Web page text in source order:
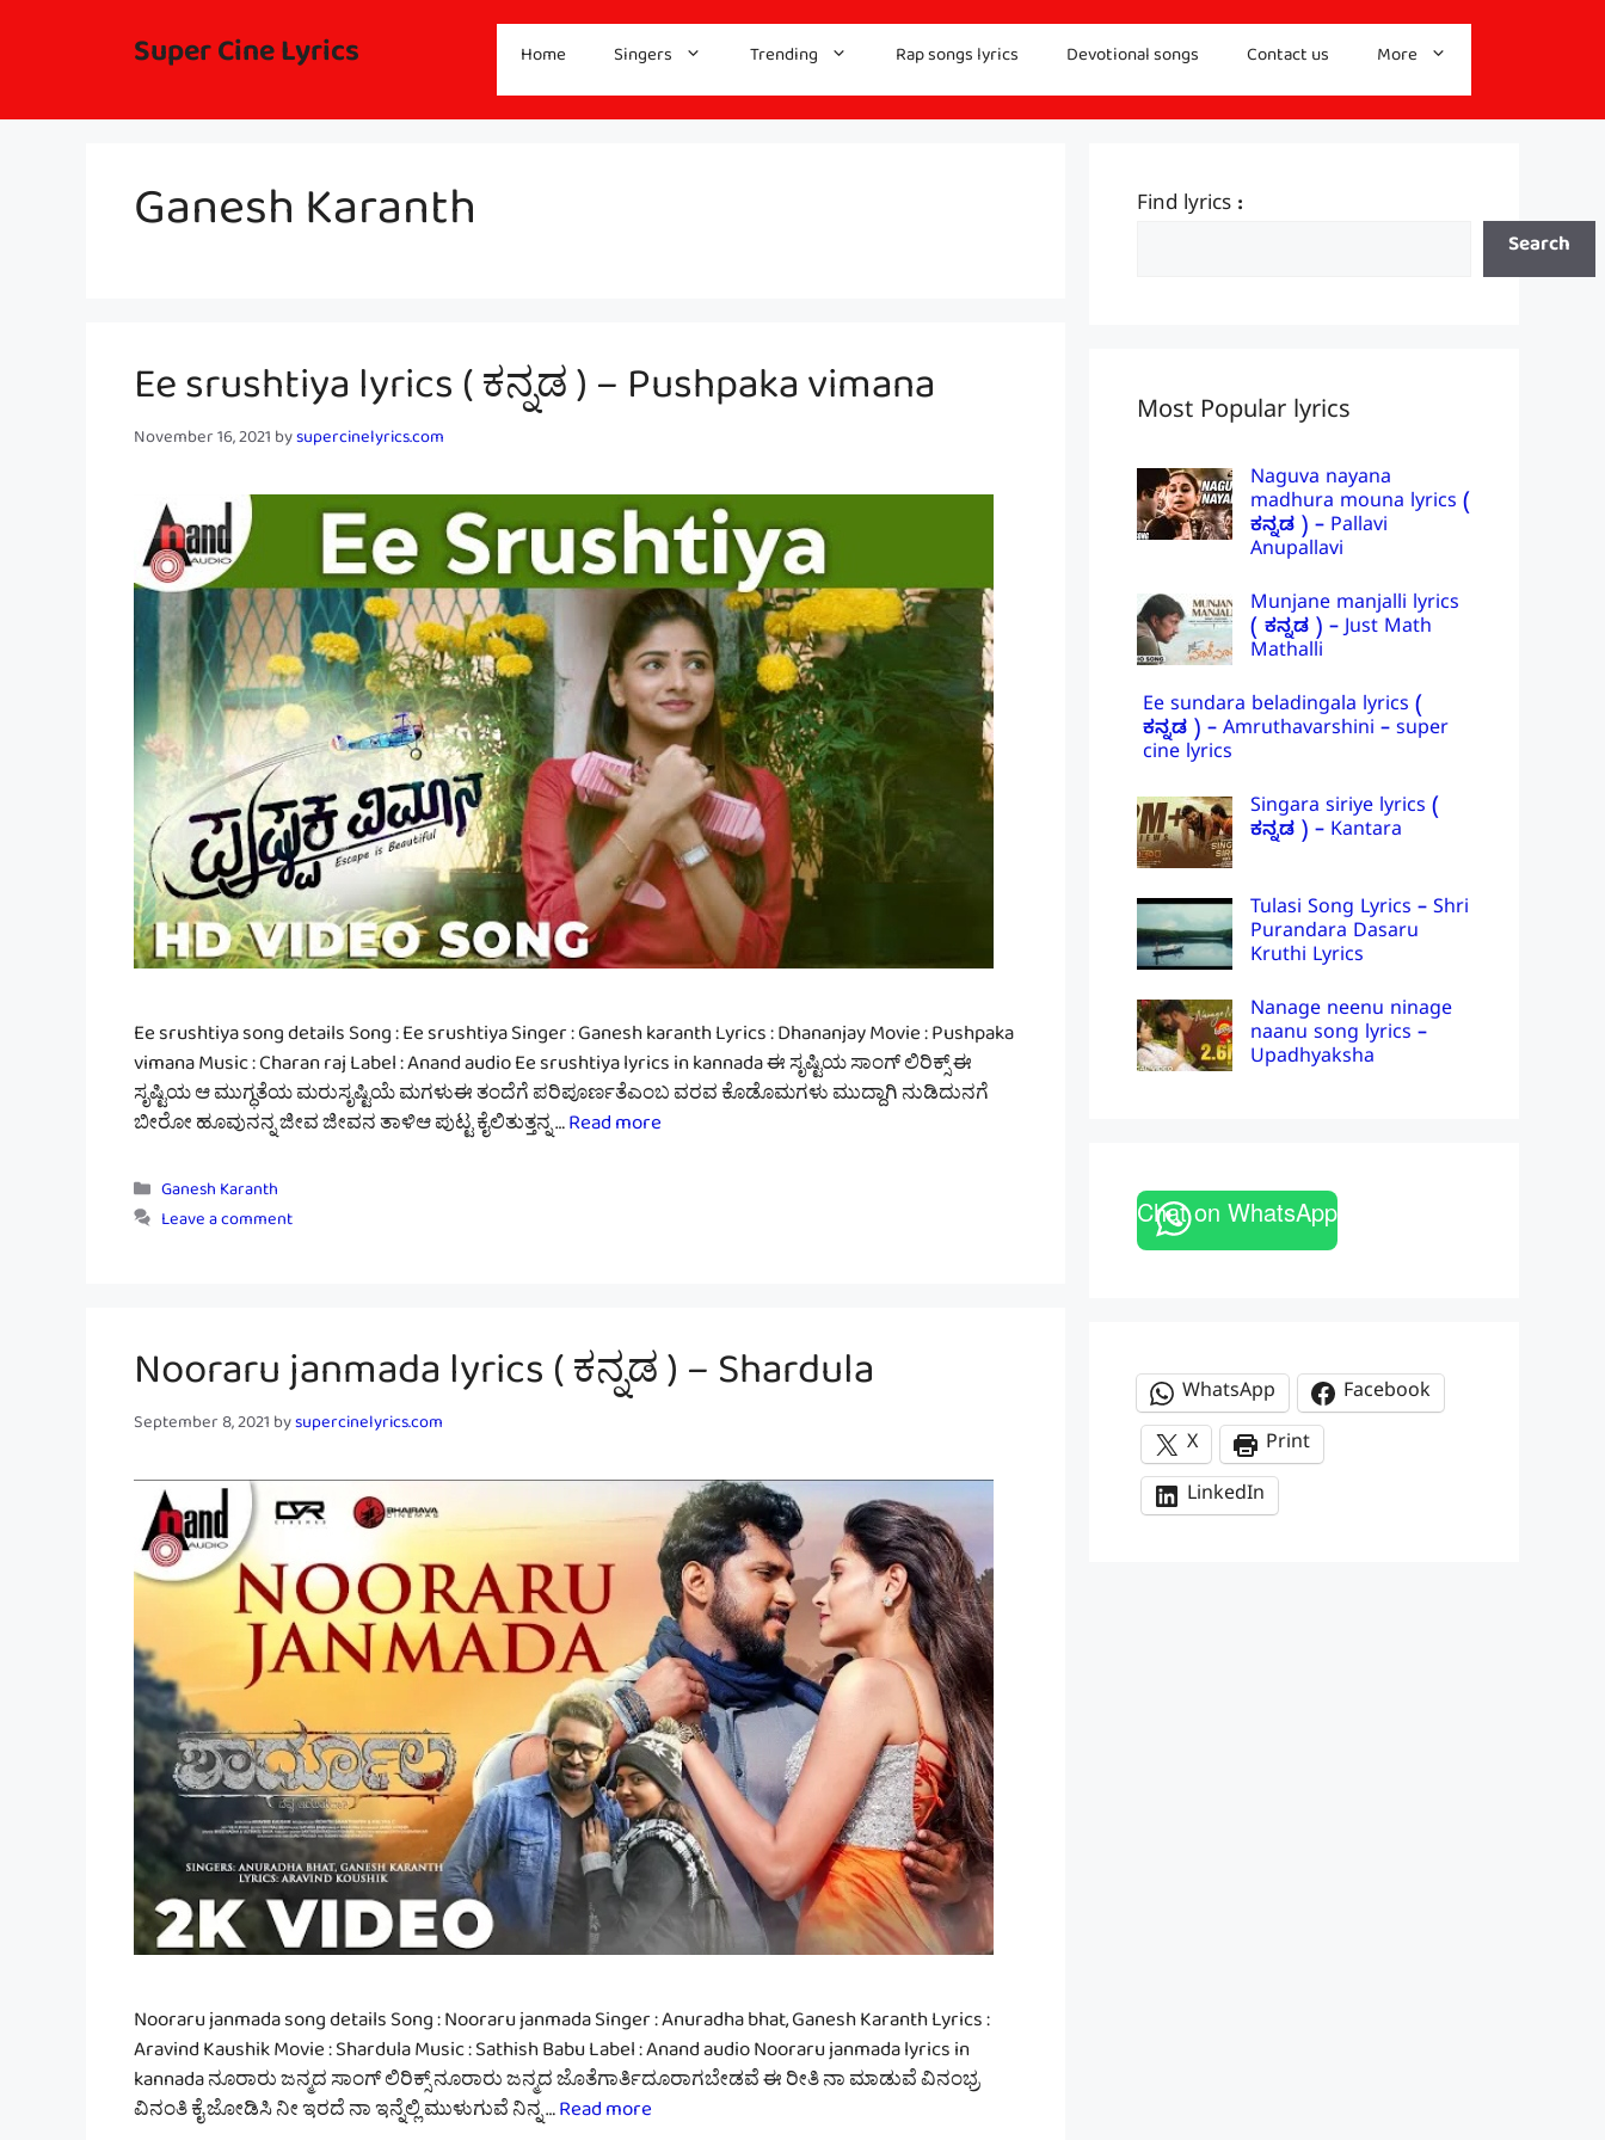
Super Cine Lyrics Home Singers Trending Rap songs lyrics Devotional songs Contact us More
Ganesh Karanth
Ee srushtiya lyrics ( ಕನ್ನಡ ) – Pushpaka vimana
November 16, 2021bysupercinelyrics.com
Ee srushtiya song details Song : Ee srushtiya Singer : Ganesh karanth Lyrics : Dhananjay Movie : Pushpaka
vimana Music : Charan raj Label : Anand audio Ee srushtiya lyrics in kannada ಈ ಸೃಷ್ಟಿಯ ಸಾಂಗ್ ಲಿರಿಕ್ಸ್ ಈ
ಸೃಷ್ಟಿಯ ಆ ಮುಗ್ಧತೆಯ ಮರುಸೃಷ್ಟಿಯೆ ಮಗಳುಈ ತಂದೆಗೆ ಪರಿಪೂರ್ಣತೆಎಂಬ ವರವ ಕೊಡೊಮಗಳು ಮುದ್ದಾಗಿ ನುಡಿದುನಗೆ
ಬೀರೋ ಹೂವುನನ್ನ ಜೀವ ಜೀವನ ತಾಳಿಆ ಪುಟ್ಟ ಕೈಲಿತುತ್ತನ್ನ …Read more
Categories
Ganesh Karanth
Leave a comment
Nooraru janmada lyrics ( ಕನ್ನಡ ) – Shardula
September 8, 2021bysupercinelyrics.com
Nooraru janmada song details Song : Nooraru janmada Singer : Anuradha bhat, Ganesh Karanth Lyrics :
Aravind Kaushik Movie : Shardula Music : Sathish Babu Label : Anand audio Nooraru janmada lyrics in
kannada ನೂರಾರು ಜನ್ಮದ ಸಾಂಗ್ ಲಿರಿಕ್ಸ್ ನೂರಾರು ಜನ್ಮದ ಜೊತೆಗಾರ್ತಿದೂರಾಗಬೇಡವೆ ಈ ರೀತಿ ನಾ ಮಾಡುವೆ ವಿನಂಭ್ರ
ವಿನಂತಿ ಕೈ ಜೋಡಿಸಿ ನೀ ಇರದೆ ನಾ ಇನ್ನೆಲ್ಲಿ ಮುಳುಗುವೆ ನಿನ್ನ …Read more
Find lyrics :
Search
Most Popular lyrics
Naguva nayana
madhura mouna lyrics (
ಕನ್ನಡ ) – Pallavi
Anupallavi
Munjane manjalli lyrics
( ಕನ್ನಡ ) – Just Math
Mathalli
Ee sundara beladingala lyrics (
ಕನ್ನಡ ) – Amruthavarshini – super
cine lyrics
Singara siriye lyrics (
ಕನ್ನಡ ) – Kantara
Tulasi Song Lyrics – Shri
Purandara Dasaru
Kruthi Lyrics
Nanage neenu ninage
naanu song lyrics –
Upadhyaksha
Chat on WhatsApp
WhatsApp
Facebook
X
Print
LinkedIn